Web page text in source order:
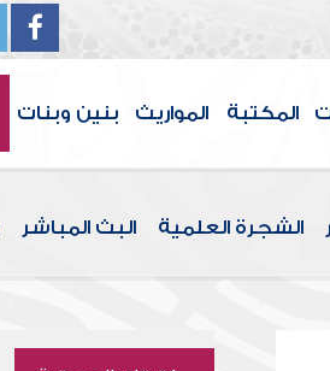
المكتبة المواريث بنين وبنات
الشجرة العلمية البث المباشر